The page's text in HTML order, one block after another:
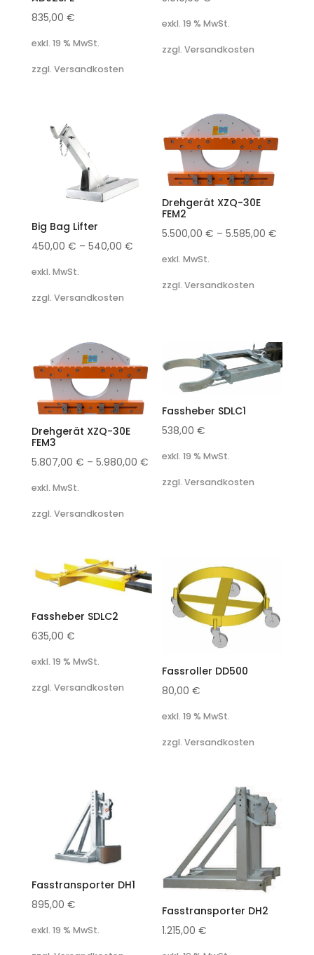
835,00 €
exkl. 19 % MwSt.
zzgl. Versandkosten
exkl. 19 % MwSt.
zzgl. Versandkosten
Big Bag Lifter
450,00 € – 540,00 €
exkl. MwSt.
zzgl. Versandkosten
Drehgerät XZQ-30E
FEM2
5.500,00€ –5.585,00€
exkl. MwSt.
zzgl. Versandkosten
Drehgerät XZQ-30E
FEM3
5.807,00 € – 5.980,00 €
exkl. MwSt.
zzgl. Versandkosten
Fassheber SDLC1
538,00€
exkl. 19 % MwSt.
zzgl. Versandkosten
Fassheber SDLC2
635,00 €
exkl. 19 % MwSt.
zzgl. Versandkosten
Fassroller DD500
80,00€
exkl. 19 % MwSt.
zzgl. Versandkosten
Fasstransporter DH1
895,00 €
exkl. 19 % MwSt.
Fasstransporter DH2
1.215,00€